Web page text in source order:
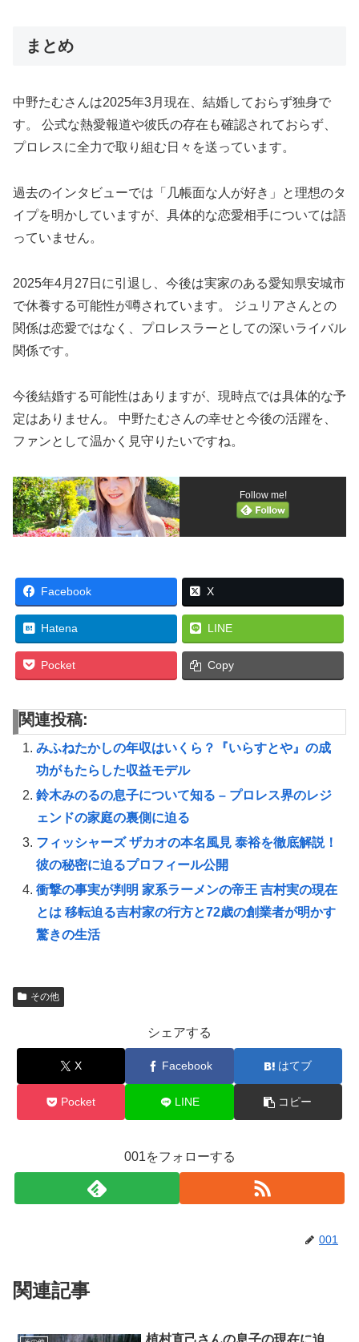
まとめ
中野たむさんは2025年3月現在、結婚しておらず独身で
す。 公式な熱愛報道や彼氏の存在も確認されておらず、
プロレスに全力で取り組む日々を送っています。
過去のインタビューでは「几帳面な人が好き」と理想のタ
イプを明かしていますが、具体的な恋愛相手については語
っていません。
2025年4月27日に引退し、今後は実家のある愛知県安城市
で休養する可能性が噂されています。 ジュリアさんとの
関係は恋愛ではなく、プロレスラーとしての深いライバル
関係です。
今後結婚する可能性はありますが、現時点では具体的な予
定はありません。 中野たむさんの幸せと今後の活躍を、
ファンとして温かく見守りたいですね。
Follow me!
Facebook X
Hatena LINE
Pocket Copy
関連投稿:
みふねたかしの年収はいくら？『いらすとや』の成
功がもたらした収益モデル
鈴木みのるの息子について知る – プロレス界のレジ
ェンドの家庭の裏側に迫る
フィッシャーズ ザカオの本名風見 泰裕を徹底解説！
彼の秘密に迫るプロフィール公開
衝撃の事実が判明 家系ラーメンの帝王 吉村実の現在
とは 移転迫る吉村家の行方と72歳の創業者が明かす
驚きの生活
その他
シェアする
X Facebook はてブ
Pocket LINE コピー
001をフォローする
001
関連記事
植村直己さんの息子の現在に迫